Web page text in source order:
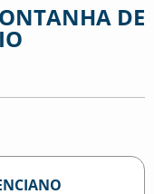
DE